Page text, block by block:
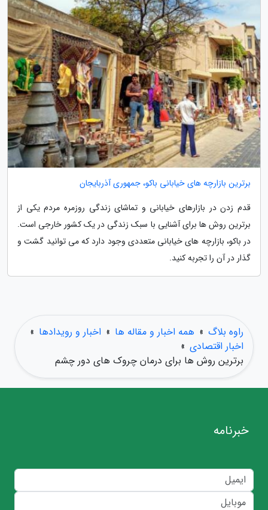
برترین بازارچه های خیابانی باکو، جمهوری آذربایجان
قدم زدن در بازارهای خیابانی و تماشای زندگی روزمره مردم یکی از
برترین روش ها برای آشنایی با سبک زندگی در یک کشور خارجی است.
در باکو، بازارچه های خیابانی متعددی وجود دارد که می توانید گشت و
گذار در آن را تجربه کنید.
راوه بلاگ » همه اخبار و مقاله ها » اخبار و رویدادها »
اخبار اقتصادی »
برترین روش ها برای درمان چروک های دور چشم
خبرنامه